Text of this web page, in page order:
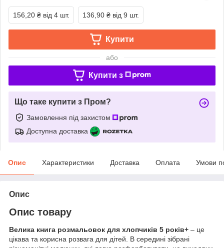
156,20 ₴ від 4 шт. 136,90 ₴ від 9 шт.
Купити
або
Купити з
Що таке купити з Пром?
Замовлення під захистом
Доступна доставка
Опис Характеристики Доставка Оплата Умови
Опис
Опис товару
Велика книга розмальовок для хлопчиків 5 років+ – це
цікава та корисна розвага для дітей. В середині зібрані